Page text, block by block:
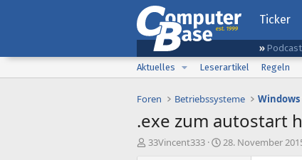
Ticker
Podcast
Aktuelles
Leserartikel Regeln
Foren Betriebssysteme Windows
.exe zum autostart
E
33Vincent333
E
28. November